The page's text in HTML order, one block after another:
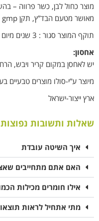
מוצר כחול לבן, כשר פרווה –
מאושר מטעם הבד”ץ, תקן gmp
תוקף המוצר סגור : 3 שנים מיום הייצור.
אחסון:
יש לאחסן במקום קריר ויבש,
מיוצר ע”י-סולו מוצרים טבעיים
ארץ ייצור-ישראל
שאלות ותשובות נפוצות
איך השיטה עובדת
האם אתם מתחייבים
אילו חומרים מכילות
מתי אתחיל לראות